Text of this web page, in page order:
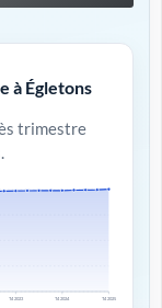
à Égletons
trimestre
T4 2023 T4 2024 T4 2025